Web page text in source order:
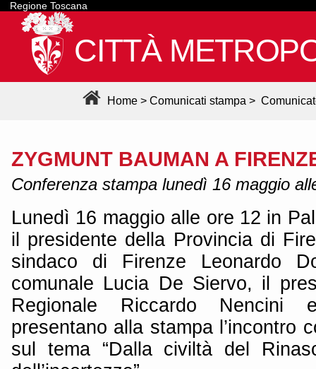
Regione Toscana
CITTÀ
Home > Comunicati stampa >
ZYGMUNT BAUMAN A
Conferenza stampa lunedì 16 maggio
Lunedì 16 maggio alle ore 12 in
il presidente della Provincia di
sindaco di Firenze Leonardo
comunale Lucia De Siervo, il
Regionale Riccardo Nencini
presentano alla stampa l’incontro
sul tema “Dalla civiltà del